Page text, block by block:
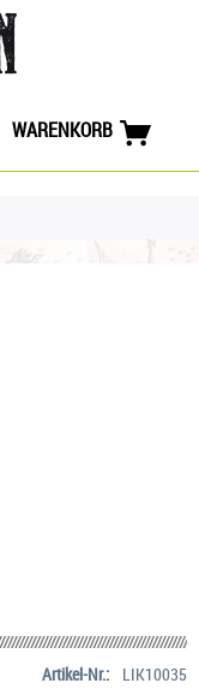
WARENKORB
Artikel-Nr.:
LIK10035